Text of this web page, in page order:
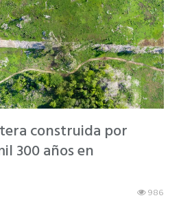
construida por
300 años en
986